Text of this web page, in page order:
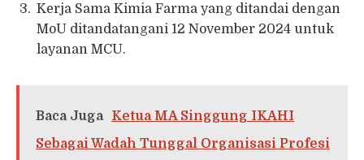
Kerja Sama Kimia Farma yang ditandai dengan
MoU ditandatangani 12 November 2024 untuk
layanan MCU.
Baca Juga
Ketua MA Singgung IKAHI
Sebagai Wadah Tunggal Organisasi Profesi